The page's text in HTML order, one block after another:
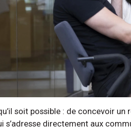
soit possible : de concevoir
s’adresse directement aux